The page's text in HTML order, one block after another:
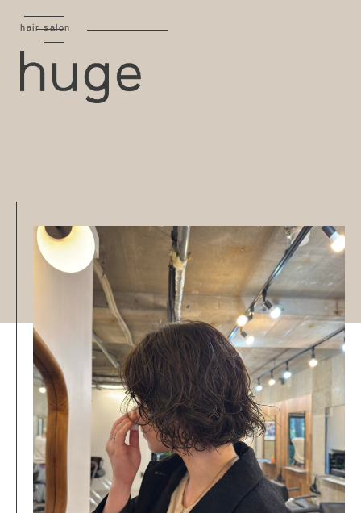
hair salon